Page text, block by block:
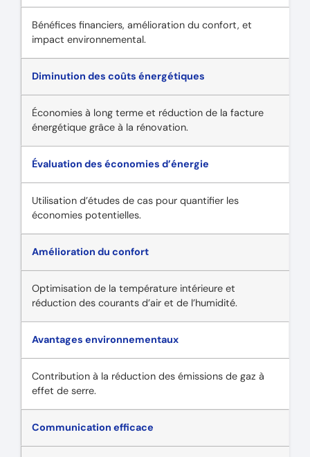
Bénéfices financiers, amélioration du confort, et
impact environnemental.
Diminution des coûts énergétiques
Économies à long terme et réduction de la facture
énergétique grâce à la rénovation.
Évaluation des économies d’énergie
Utilisation d’études de cas pour quantifier les
économies potentielles.
Amélioration du confort
Optimisation de la température intérieure et
réduction des courants d’air et de l’humidité.
Avantages environnementaux
Contribution à la réduction des émissions de gaz à
effet de serre.
Communication efficace